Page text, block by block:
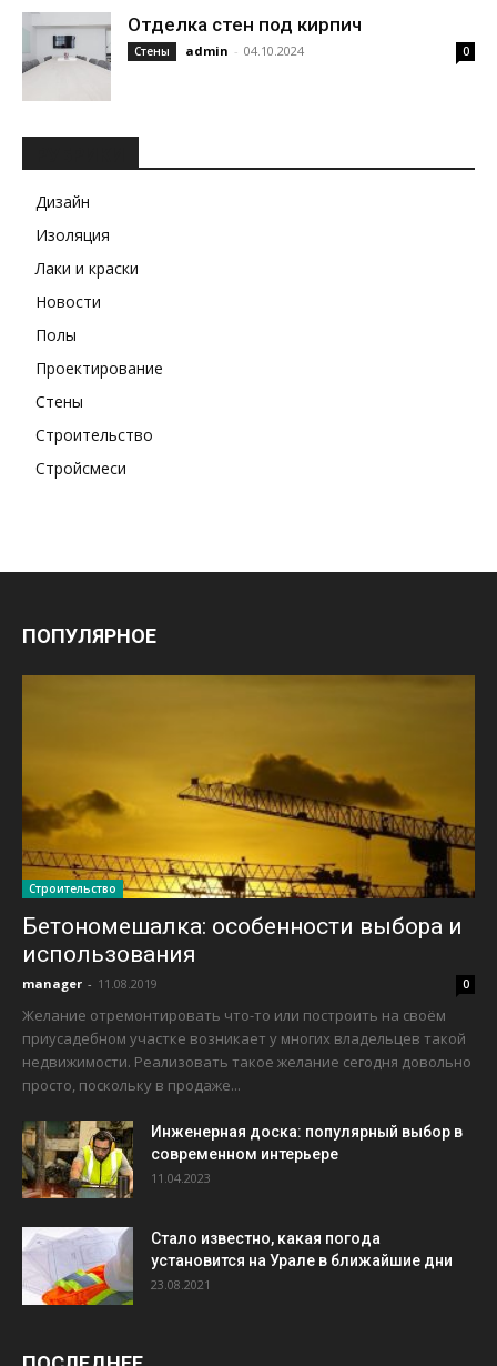
Отделка стен под кирпич
Стены admin - 04.10.2024 0
Дизайн
Изоляция
Лаки и краски
Новости
Полы
Проектирование
Стены
Строительство
Стройсмеси
ПОПУЛЯРНОЕ
Строительство
Бетономешалка: особенности выбора и
использования
manager - 11.08.2019 0
Желание отремонтировать что-то или построить на своём
приусадебном участке возникает у многих владельцев такой
недвижимости. Реализовать такое желание сегодня довольно
просто, поскольку в продаже...
Инженерная доска: популярный выбор в
современном интерьере
11.04.2023
Стало известно, какая погода
установится на Урале в ближайшие дни
23.08.2021